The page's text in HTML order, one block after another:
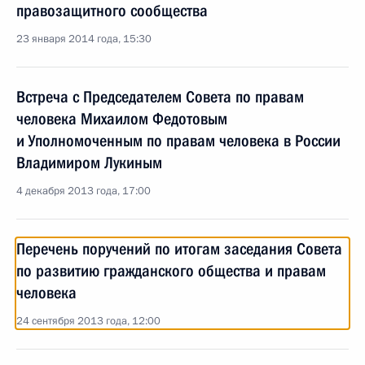
правозащитного сообщества
23 января 2014 года, 15:30
Встреча с Председателем Совета по правам
человека Михаилом Федотовым
и Уполномоченным по правам человека в России
Владимиром Лукиным
4 декабря 2013 года, 17:00
Перечень поручений по итогам заседания Совета
по развитию гражданского общества и правам
человека
24 сентября 2013 года, 12:00